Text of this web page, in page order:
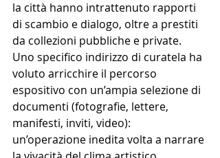
la città hanno intrattenuto rapporti
di scambio e dialogo, oltre a prestiti
da collezioni pubbliche e private.
Uno specifico indirizzo di curatela ha
voluto arricchire il percorso
espositivo con un’ampia selezione di
documenti (fotografie, lettere,
manifesti, inviti, video):
un’operazione inedita volta a narrare